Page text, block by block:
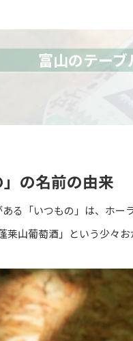
富山のテーブ
」の名前の由来
る「いつもの」は、ホー
莱山葡萄酒」という少々